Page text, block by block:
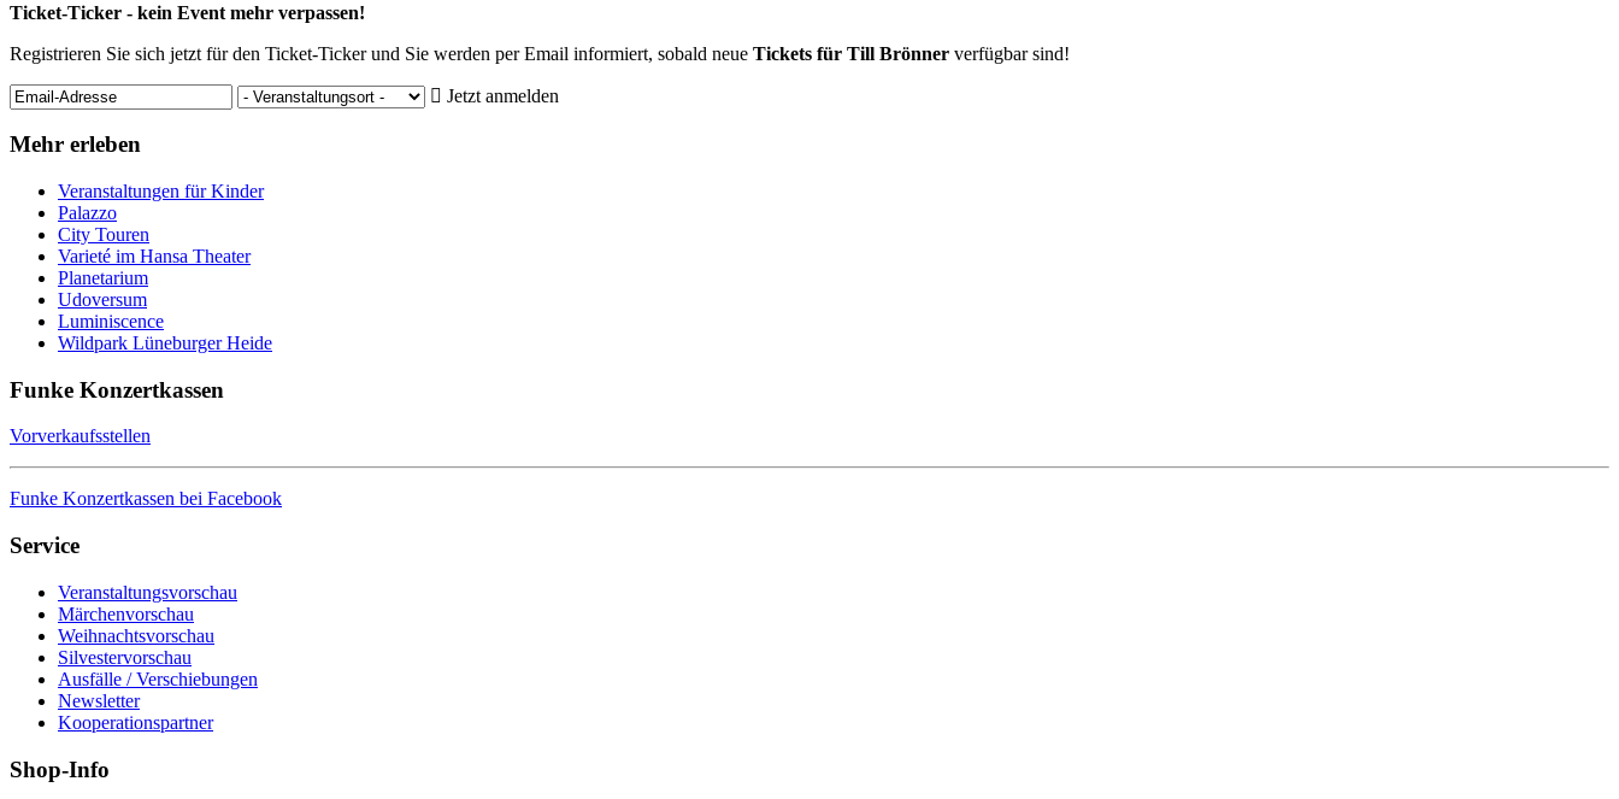
Ticket-Ticker - kein Event mehr verpassen!
Registrieren Sie sich jetzt für den Ticket-Ticker und Sie werden per Email informiert, sobald neue Tickets für Till Brönner verfügbar sind!
Jetzt anmelden
Mehr erleben
Veranstaltungen für Kinder
Palazzo
City Touren
Varieté im Hansa Theater
Planetarium
Udoversum
Luminiscence
Wildpark Lüneburger Heide
Funke Konzertkassen
Vorverkaufsstellen
Funke Konzertkassen bei Facebook
Service
Veranstaltungsvorschau
Märchenvorschau
Weihnachtsvorschau
Silvestervorschau
Ausfälle / Verschiebungen
Newsletter
Kooperationspartner
Shop-Info